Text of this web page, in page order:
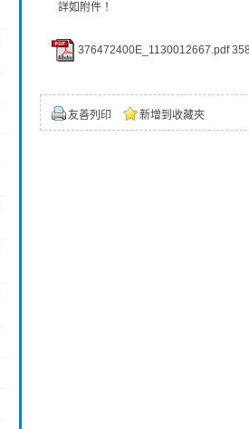
詳如附件！
376472400E_1130012667.pdf
友善列印 新增到收藏夾